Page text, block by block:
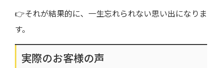
👉それが結果的に、一生忘れられない思い出になりま
す。
実際のお客様の声